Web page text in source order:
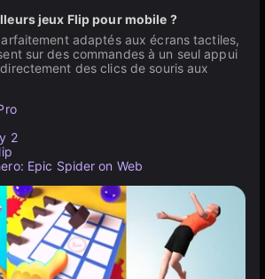
jeux Flip pour mobile ?
adaptés aux écrans tactiles,
sur des commandes à un seul appui
des clics de souris aux
2
Epic Spider on Web